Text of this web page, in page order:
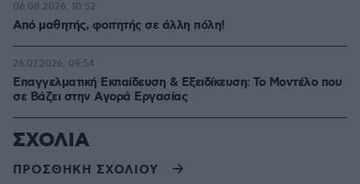
Από μαθητής, φοιτητής σε άλλη πόλη!
06.08.2026, 10:52
Επαγγελματική Εκπαίδευση & Εξειδίκευση: Το Mοντέλο που
σε Bάζει στην Aγορά Eργασίας
26.07.2026, 09:54
ΣΧΟΛΙΑ
ΠΡΟΣΘΗΚΗ ΣΧΟΛΙΟΥ